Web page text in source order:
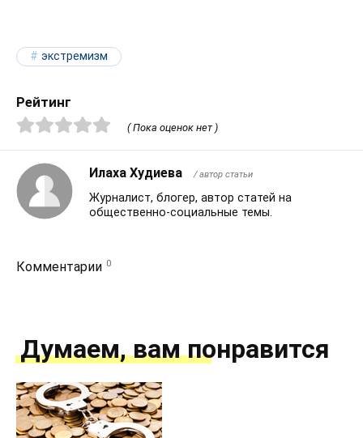
экстремизм
Рейтинг
( Пока оценок нет )
Илаха Худиева / автор статьи
Журналист, блогер, автор статей на
общественно-социальные темы.
Комментарии 0
Думаем, вам понравится